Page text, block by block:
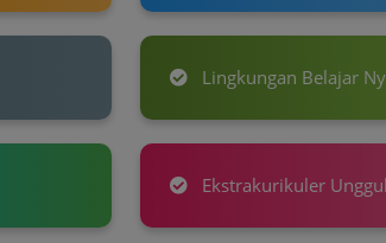
Lingkungan Belajar
Ekstrakurikuler